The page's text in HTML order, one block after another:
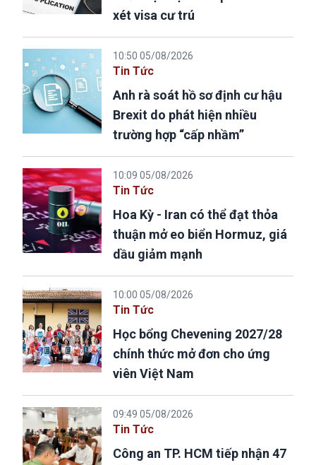
xét visa cư trú
10:50 05/08/2026
Tin Tức
Anh rà soát hồ sơ định cư hậu
Brexit do phát hiện nhiều
trường hợp “cấp nhầm”
10:09 05/08/2026
Tin Tức
Hoa Kỳ - Iran có thể đạt thỏa
thuận mở eo biển Hormuz, giá
dầu giảm mạnh
10:00 05/08/2026
Tin Tức
Học bổng Chevening 2027/28
chính thức mở đơn cho ứng
viên Việt Nam
09:49 05/08/2026
Tin Tức
Công an TP. HCM tiếp nhận 47